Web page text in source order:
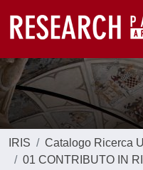
IRIS
Catalogo Ricerca
01 CONTRIBUTO IN